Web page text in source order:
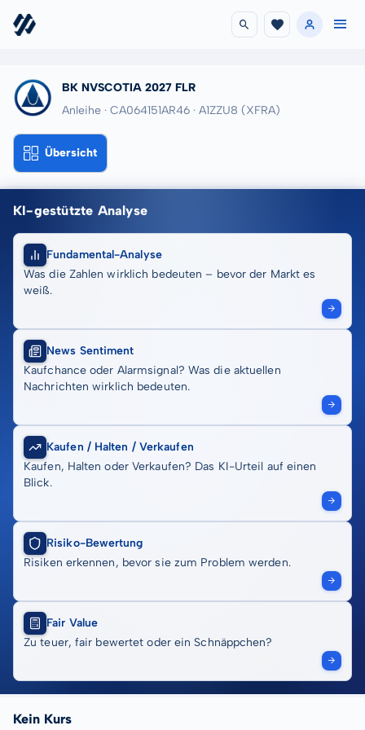
BK NVSCOTIA 2027 FLR
Anleihe · CA064151AR46 · A1ZZU8 (XFRA)
Übersicht
KI-gestützte Analyse
Fundamental-Analyse
Was die Zahlen wirklich bedeuten – bevor der Markt es
weiß.
News Sentiment
Kaufchance oder Alarmsignal? Was die aktuellen
Nachrichten wirklich bedeuten.
Kaufen / Halten / Verkaufen
Kaufen, Halten oder Verkaufen? Das KI-Urteil auf einen
Blick.
Risiko-Bewertung
Risiken erkennen, bevor sie zum Problem werden.
Fair Value
Zu teuer, fair bewertet oder ein Schnäppchen?
Kein Kurs